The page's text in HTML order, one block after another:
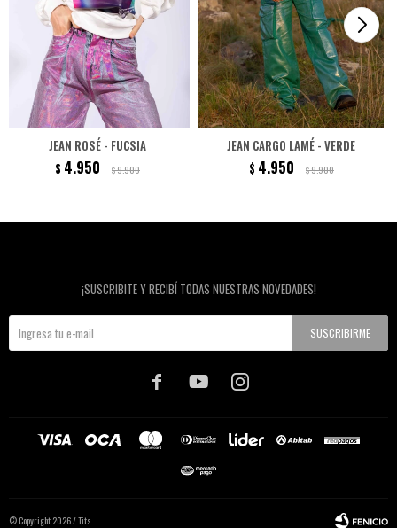
JEAN ROSÉ - FUCSIA
$ 4.950 $9.900
JEAN CARGO LAMÉ - VERDE
$ 4.950 $9.900
¡SUSCRIBITE Y RECIBÍ TODAS NUESTRAS NOVEDADES!
SUSCRIBIRME
  
© Copyright 2026 / Tits